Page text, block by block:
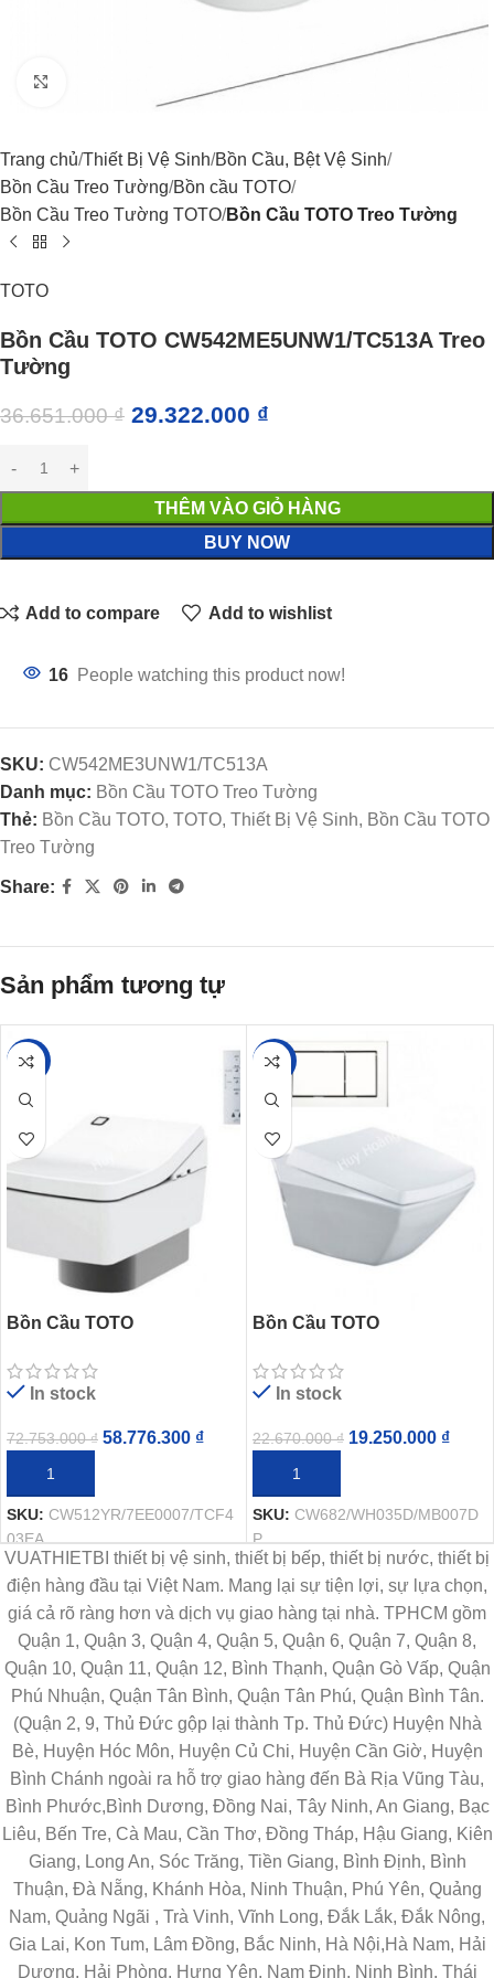
Trang chủ Thiết Bị Vệ Sinh Bồn Cầu, Bệt Vệ Sinh
Bồn Cầu Treo Tường Bồn cầu TOTO
Bồn Cầu Treo Tường TOTO Bồn Cầu TOTO Treo Tường
TOTO
Bồn Cầu TOTO CW542ME5UNW1/TC513A Treo
Tường
36.651.000₫ 29.322.000 ₫
THÊM VÀO GIỎ HÀNG
BUY NOW
Add to compare Add to wishlist
16 People watching this product now!
SKU: CW542ME3UNW1/TC513A
Danh mục: Bồn Cầu TOTO Treo Tường
Thẻ: Bồn Cầu TOTO, TOTO, Thiết Bị Vệ Sinh, Bồn Cầu TOTO
Treo Tường
Share:
Sản phẩm tương tự
-19%
Bồn Cầu TOTO
EA Treo Tường Nắp Điện
Tử
In stock
72.753.000₫ 58.776.300 ₫
THÊM VÀO GIỎ HÀNG
SKU: CW512YR/7EE0007/TCF4
03EA
-15%
Bồn Cầu TOTO
Treo Tường
In stock
22.670.000₫ 19.250.000 ₫
THÊM VÀO GIỎ HÀNG
SKU: CW682/WH035D/MB007D
P
VUATHIETBI thiết bị vệ sinh, thiết bị bếp, thiết bị nước, thiết bị
điện hàng đầu tại Việt Nam. Mang lại sự tiện lợi, sự lựa chọn,
giá cả rõ ràng hơn và dịch vụ giao hàng tại nhà. TPHCM gồm
Quận 1, Quận 3, Quận 4, Quận 5, Quận 6, Quận 7, Quận 8,
Quận 10, Quận 11, Quận 12, Bình Thạnh, Quận Gò Vấp, Quận
Phú Nhuận, Quận Tân Bình, Quận Tân Phú, Quận Bình Tân.
(Quận 2, 9, Thủ Đức gộp lại thành Tp. Thủ Đức) Huyện Nhà
Bè, Huyện Hóc Môn, Huyện Củ Chi, Huyện Cần Giờ, Huyện
Bình Chánh ngoài ra hỗ trợ giao hàng đến Bà Rịa Vũng Tàu,
Bình Phước,Bình Dương, Đồng Nai, Tây Ninh, An Giang, Bạc
Liêu, Bến Tre, Cà Mau, Cần Thơ, Đồng Tháp, Hậu Giang, Kiên
Giang, Long An, Sóc Trăng, Tiền Giang, Bình Định, Bình
Thuận, Đà Nẵng, Khánh Hòa, Ninh Thuận, Phú Yên, Quảng
Nam, Quảng Ngãi , Trà Vinh, Vĩnh Long, Đắk Lắk, Đắk Nông,
Gia Lai, Kon Tum, Lâm Đồng, Bắc Ninh, Hà Nội,Hà Nam, Hải
Dương, Hải Phòng, Hưng Yên, Nam Định, Ninh Bình, Thái